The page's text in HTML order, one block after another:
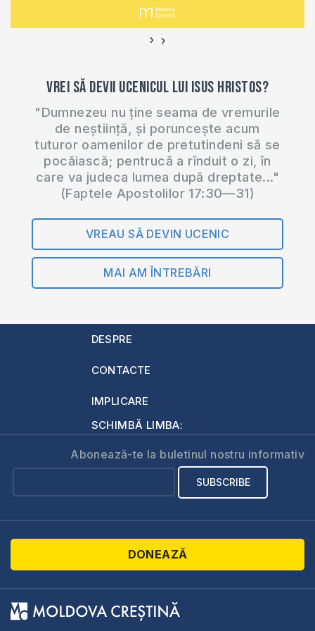
‹ ›
Vrei să devii ucenicul lui Isus Hristos?
"Dumnezeu nu ține seama de vremurile
de neștiință, și poruncește acum
tuturor oamenilor de pretutindeni să se
pocăiască; pentrucă a rînduit o zi, în
care va judeca lumea după dreptate..."
(Faptele Apostolilor 17:30—31)
VREAU SĂ DEVIN UCENIC
MAI AM ÎNTREBĂRI
DESPRE
CONTACTE
IMPLICARE
SCHIMBĂ LIMBA:
Abonează-te la buletinul nostru informativ
DONEAZĂ